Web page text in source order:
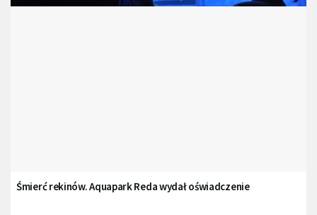
Śmierć rekinów. Aquapark Reda wydał oświadczenie